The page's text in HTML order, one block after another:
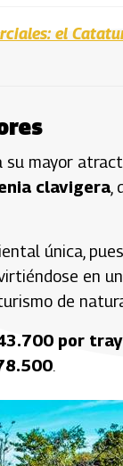
el
su mayor
clavigera
única,
en
de
por
.